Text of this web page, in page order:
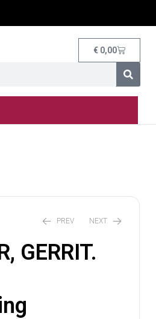
€ 0,00
PREV NEXT
GERRIT.